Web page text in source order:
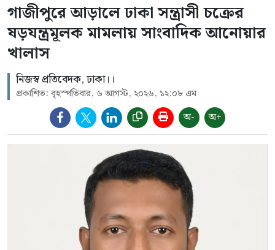
গাজীপুরে আড়ালে ঢাকা সন্ত্রাসী চক্রের
ষড়যন্ত্রমূলক মামলায় সাংবাদিক আনোয়ার
খালাস
নিজস্ব প্রতিবেদক, ঢাকা।।
প্রকাশিত: বৃহস্পতিবার, ৬ আগস্ট, ২০২৬, ১২:০৮ এম
অ- অ+